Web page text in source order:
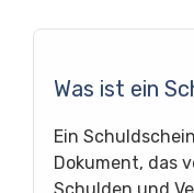
Was ist ein
Ein
Dokument, das
Schulden und